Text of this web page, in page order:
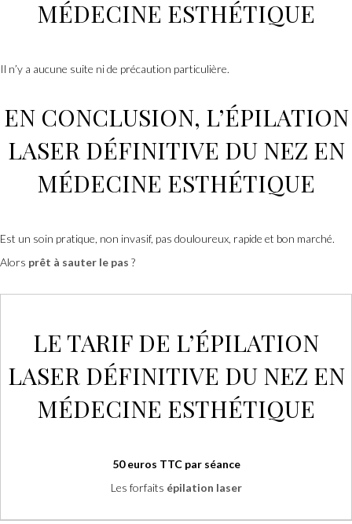
MÉDECINE ESTHÉTIQUE
Il n’y a aucune suite ni de précaution particulière.
EN CONCLUSION, L’ÉPILATION
LASER DÉFINITIVE DU NEZ EN
MÉDECINE ESTHÉTIQUE
Est un soin pratique, non invasif, pas douloureux, rapide et bon marché.
Alors prêt à sauter le pas ?
LE TARIF DE L’ÉPILATION
LASER DÉFINITIVE DU NEZ EN
MÉDECINE ESTHÉTIQUE
50 euros TTC par séance
Les forfaits épilation laser